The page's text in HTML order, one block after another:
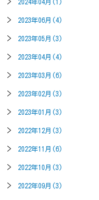
2024年04月(1)
2023年06月(4)
2023年05月(3)
2023年04月(4)
2023年03月(6)
2023年02月(3)
2023年01月(3)
2022年12月(3)
2022年11月(6)
2022年10月(3)
2022年09月(3)